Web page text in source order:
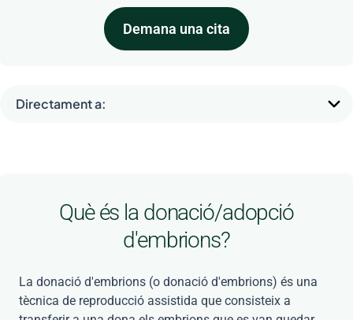
Demana una cita
Directament a:
Què és la donació/adopció
d'embrions?
La donació d'embrions (o donació d'embrions) és una
tècnica de reproducció assistida que consisteix a